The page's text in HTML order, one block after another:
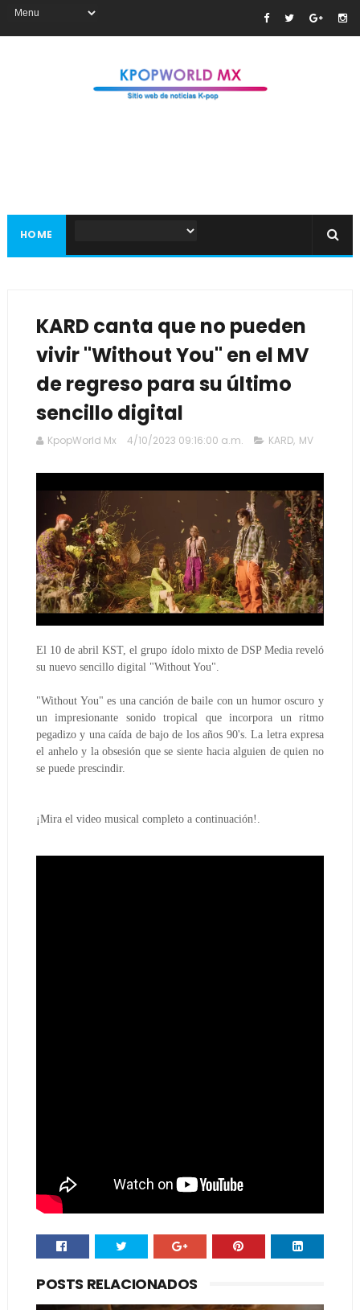
HOME
KARD canta que no pueden
vivir "Without You" en el MV
de regreso para su último
sencillo digital
KpopWorld Mx 4/10/2023 09:16:00 a.m. KARD, MV
El 10 de abril KST, el grupo ídolo mixto de DSP Media reveló
su nuevo sencillo digital "Without You".
"Without You" es una canción de baile con un humor oscuro y
un impresionante sonido tropical que incorpora un ritmo
pegadizo y una caída de bajo de los años 90's. La letra expresa
el anhelo y la obsesión que se siente hacia alguien de quien no
se puede prescindir.
¡Mira el video musical completo a continuación!.
POSTS RELACIONADOS